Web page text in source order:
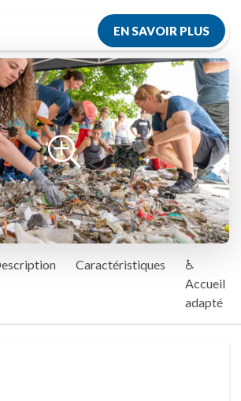
EN SAVOIR PLUS
Caractéristiques
♿
Accueil
adapté